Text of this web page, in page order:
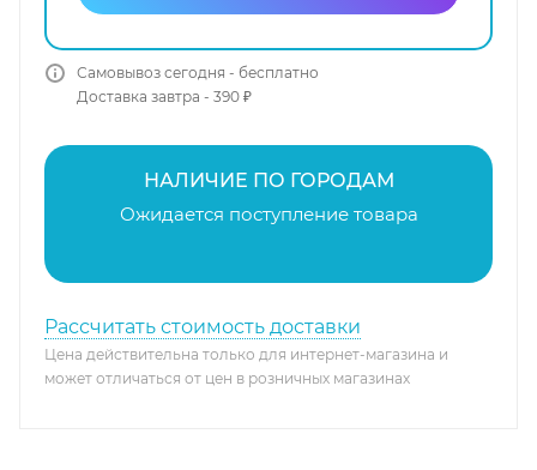
Самовывоз сегодня - бесплатно
Доставка завтра - 390 ₽
НАЛИЧИЕ ПО ГОРОДАМ
Ожидается поступление товара
Рассчитать стоимость доставки
Цена действительна только для интернет-магазина и
может отличаться от цен в розничных магазинах